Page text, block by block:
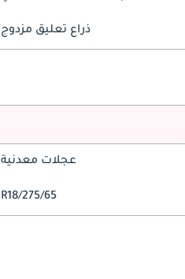
ذراع تعليق مزدوج
عجلات معدنية
275/65/R18